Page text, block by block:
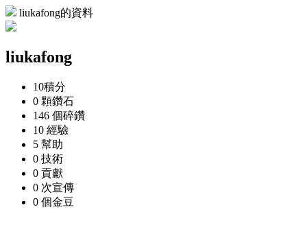
liukafong的資料
liukafong
10積分
0 顆鑽石
146 個碎鑽
10 經驗
5 幫助
0 技術
0 貢獻
0 次宣傳
0 個金豆